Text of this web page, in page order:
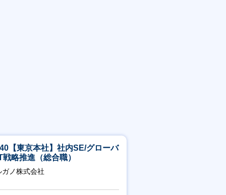
【東京本社】社内SE/グローバ
戦略推進（総合職）
ガノ株式会社